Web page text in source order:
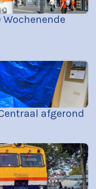
Wochenende
afgerond